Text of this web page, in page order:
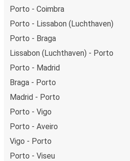
Porto - Coimbra
Porto - Lissabon (Luchthaven)
Porto - Braga
Lissabon (Luchthaven) - Porto
Porto - Madrid
Braga - Porto
Madrid - Porto
Porto - Vigo
Porto - Aveiro
Vigo - Porto
Porto - Viseu